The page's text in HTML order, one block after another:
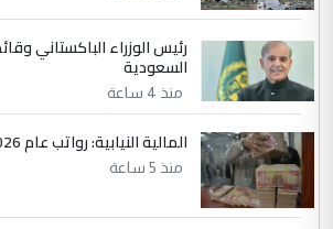
رئيس الوزراء الباكستاني
السعودية
منذ 4 ساعة
المالية النيابية: رواتب عام 2026 مؤمنة
منذ 5 ساعة